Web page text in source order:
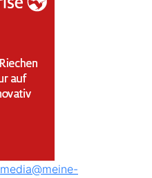
media@meine-